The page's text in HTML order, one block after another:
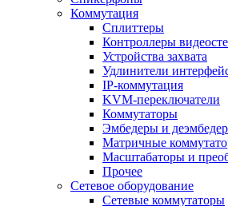
Коммутация
Сплиттеры
Контроллеры
Устройства захвата
Удлинители
IP-коммутация
KVM-переключатели
Коммутаторы
Эмбедеры и
Матричные
Масштабаторы и
Прочее
Сетевое оборудование
Сетевые коммутаторы